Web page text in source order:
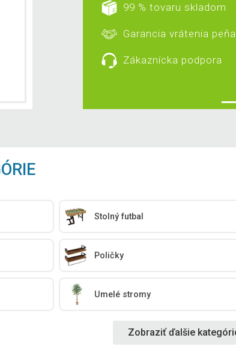
99 % tovaru skladom
Garancia vrátenia
Zákaznícka podpora
Stolný futbal
Poličky
Umelé stromy
Zobraziť ďalšie